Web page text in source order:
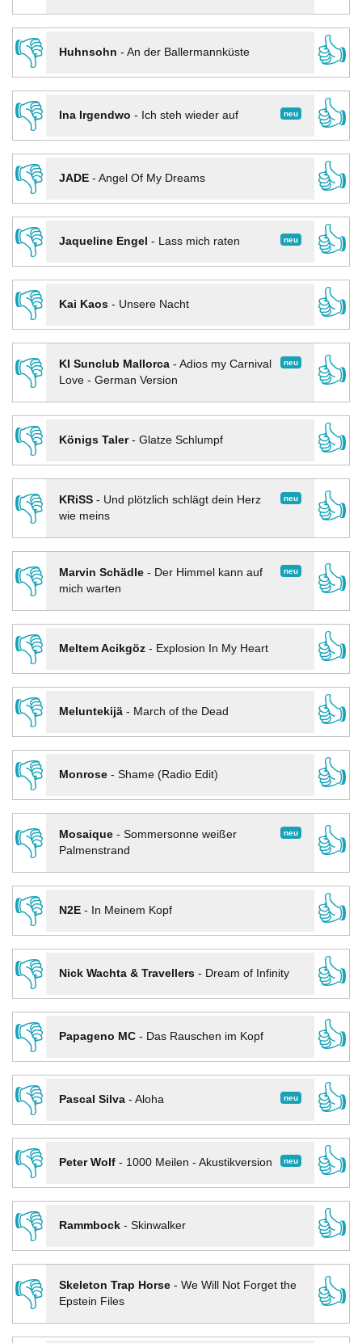
👎
Huhnsohn - An der Ballermannküste
👍
👎
neu
Ina Irgendwo - Ich steh wieder auf
👍
👎
JADE- Angel Of My Dreams
👍
👎
neu
Jaqueline Engel - Lass mich raten
👍
👎
Kai Kaos- Unsere Nacht
👍
👎
neu
KI Sunclub Mallorca- Adios my Carnival
Love - German Version
👍
👎
Königs Taler- Glatze Schlumpf
👍
👎
neu
KRiSS- Und plötzlich schlägt dein Herz
wie meins
👍
👎 neu
Marvin Schädle- Der Himmel kann auf
mich warten
👍
👎
Meltem Acikgöz- Explosion In My Heart
👍
👎
Meluntekijä- March of the Dead
👍
👎
Monrose- Shame (Radio Edit)
👍
👎
neu
Mosaique- Sommersonne weißer
Palmenstrand
👍
👎
N2E- In Meinem Kopf
👍
👎
Nick Wachta & Travellers- Dream of Infinity
👍
👎
Papageno MC- Das Rauschen im Kopf
👍
👎
neu
Pascal Silva- Aloha
👍
👎
neu
Peter Wolf- 1000 Meilen - Akustikversion
👍
👎
Rammbock- Skinwalker
👍
👎
Skeleton Trap Horse- We Will Not Forget the
Epstein Files
👍